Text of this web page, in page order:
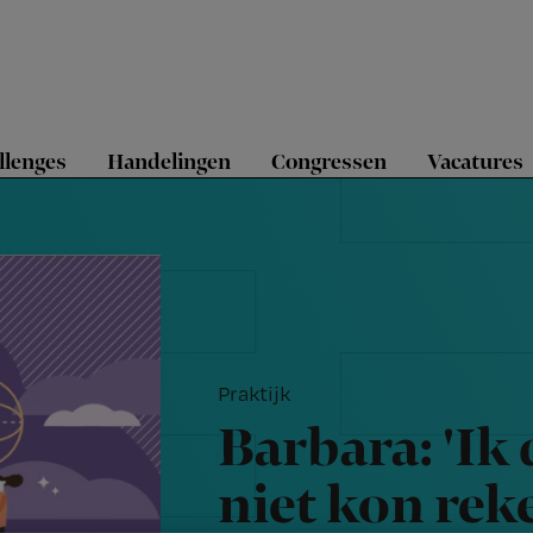
Handelingen Congressen Vacatures
Praktijk
Barbara: 'Ik
niet kon